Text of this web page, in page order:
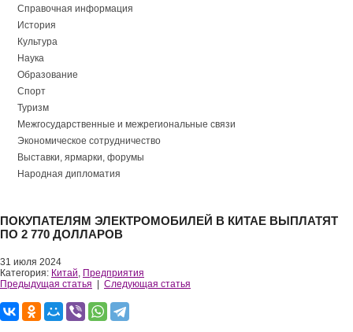
Справочная информация
История
Культура
Наука
Образование
Спорт
Туризм
Межгосударственные и межрегиональные связи
Экономическое сотрудничество
Выставки, ярмарки, форумы
Народная дипломатия
ПОКУПАТЕЛЯМ ЭЛЕКТРОМОБИЛЕЙ В КИТАЕ ВЫПЛАТЯТ
ПО 2 770 ДОЛЛАРОВ
31 июля 2024
Категория: Китай, Предприятия
Предыдущая статья
Следующая статья